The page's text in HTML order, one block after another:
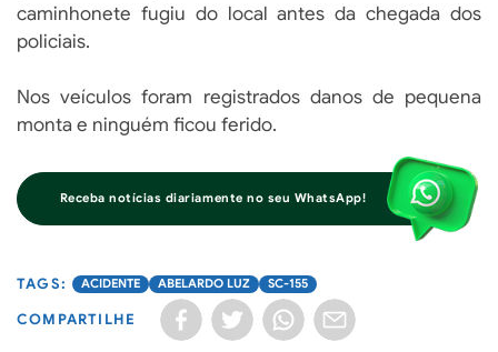
caminhonete fugiu do local antes da chegada dos
policiais.
Nos veículos foram registrados danos de pequena
monta e ninguém ficou ferido.
Receba notícias diariamente no seu WhatsApp!
ACIDENTE ABELARDO LUZ SC-155
COMPARTILHE